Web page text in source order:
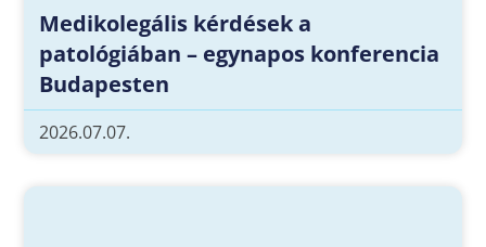
Medikolegális kérdések a
patológiában – egynapos konferencia
Budapesten
2026.07.07.